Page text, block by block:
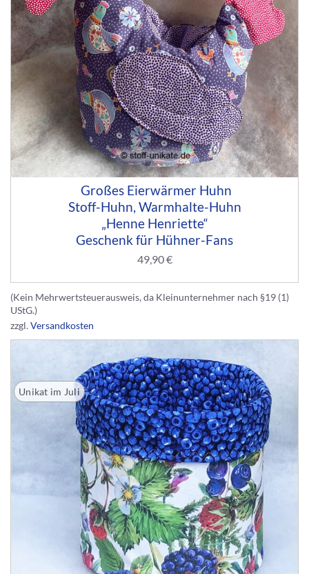
Großes Eierwärmer Huhn
Stoff-Huhn, Warmhalte-Huhn
„Henne Henriette“
Geschenk für Hühner-Fans
49,90€
(Kein Mehrwertsteuerausweis, da Kleinunternehmer nach §19 (1)
UStG.)
zzgl.Versandkosten
Unikat im Juli